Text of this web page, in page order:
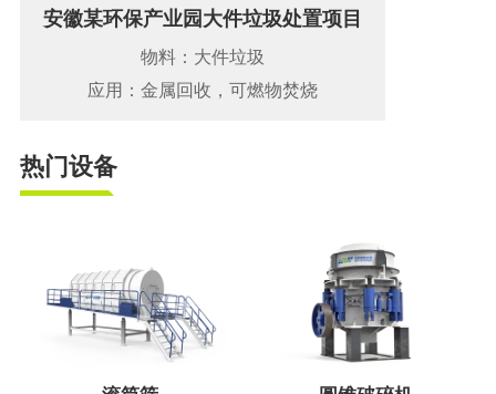
安徽某环保产业园大件垃圾处置项目
物料：大件垃圾
应用：金属回收，可燃物焚烧
热门设备